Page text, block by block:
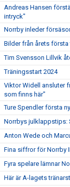
Andreas Hansen
intryck"
Norrby inleder
Bilder från årets första
Tim Svensson Lillvik
Träningsstart 2024
Viktor Widell ansluter
som finns här"
Ture Spendler första
Norrbys julklappstips:
Anton Wede och
Fina siffror för Norrby
Fyra spelare lämnar
Här är A-lagets